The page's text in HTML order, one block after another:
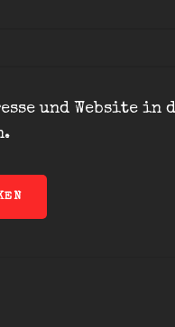
und Website in